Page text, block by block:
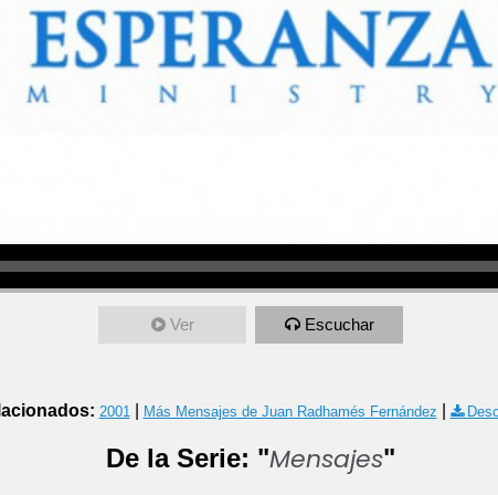
Ver Escuchar
2001 Más Mensajes de Juan Radhamés Fernández
De la Serie: "Mensajes"